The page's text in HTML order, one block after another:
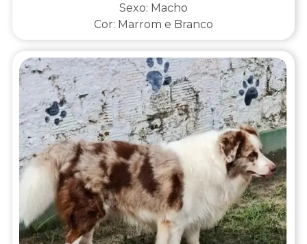
Sexo: Macho
Cor: Marrom e Branco